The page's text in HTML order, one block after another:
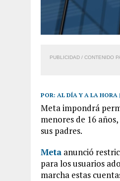
PUBLICIDAD / CONTENIDO
POR: AL DÍA Y A LA
Meta impondrá
menores de 16
sus padres.
Meta anunció
para los usuarios
marcha estas